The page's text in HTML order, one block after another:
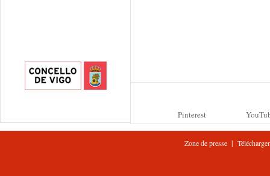
Pinterest
Zone de presse |